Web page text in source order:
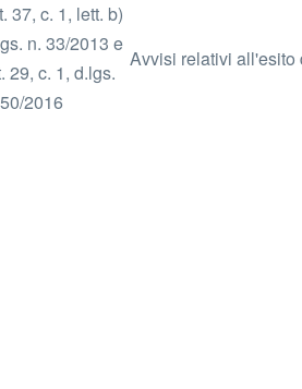
37, c. 1, lett. b)
n. 33/2013 e
29, c. 1, d.lgs.
2016
Avvisi relativi all'esito